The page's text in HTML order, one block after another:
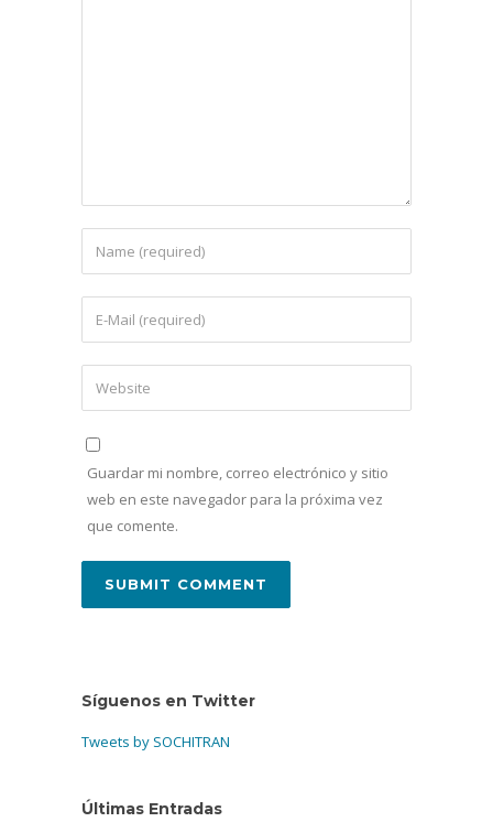
Guardar mi nombre, correo electrónico y sitio
web en este navegador para la próxima vez
que comente.
Síguenos en Twitter
Tweets by SOCHITRAN
Últimas Entradas